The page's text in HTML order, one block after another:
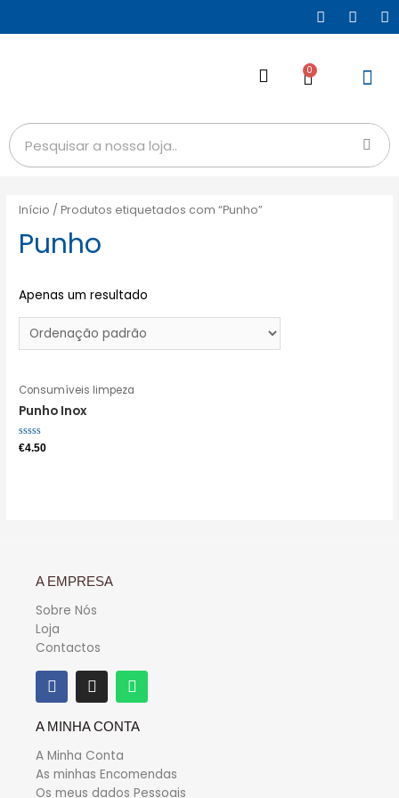
0
Início / Produtos etiquetados com “Punho”
Punho
Apenas um resultado
Consumíveis limpeza
Punho Inox
Avaliação
€4.50
A EMPRESA
Sobre Nós
Loja
Contactos
A MINHA CONTA
A Minha Conta
As minhas Encomendas
Os meus dados Pessoais